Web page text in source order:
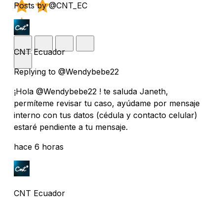
Posts by @CNT_EC
CNT Ecuador
Replying to @Wendybebe22
¡Hola @Wendybebe22 ! te saluda Janeth,
permíteme revisar tu caso, ayúdame por mensaje
interno con tus datos (cédula y contacto celular)
estaré pendiente a tu mensaje.
hace 6 horas
CNT Ecuador